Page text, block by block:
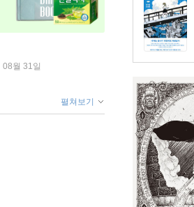
월 31일
펼쳐보기